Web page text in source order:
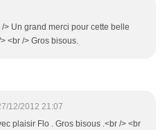
> Un grand merci pour cette belle
<br /> Gros bisous.
12/2012 21:07
plaisir Flo . Gros bisous .<br /> <br